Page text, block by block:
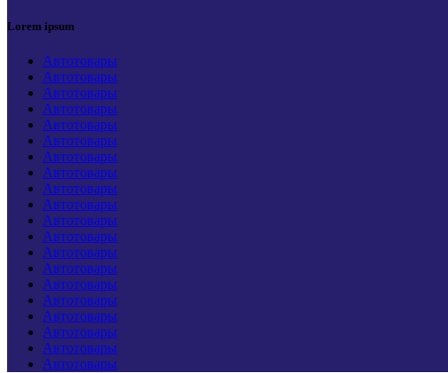
Lorem ipsum
Автотовары
Автотовары
Автотовары
Автотовары
Автотовары
Автотовары
Автотовары
Автотовары
Автотовары
Автотовары
Автотовары
Автотовары
Автотовары
Автотовары
Автотовары
Автотовары
Автотовары
Автотовары
Автотовары
Автотовары